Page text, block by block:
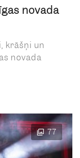
novada
krāšņi un
novada
77